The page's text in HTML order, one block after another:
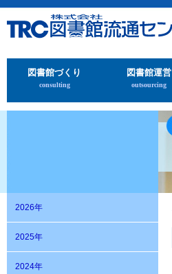
図書館づくり
consulting
図書館運営
outsourcing
2026年
2025年
2024年